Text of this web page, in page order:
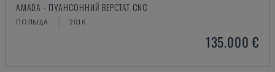
AMADA - ПУАНСОННИЙ ВЕРСТАТ CNC
ПОЛЬЩА 2016
135.000 €